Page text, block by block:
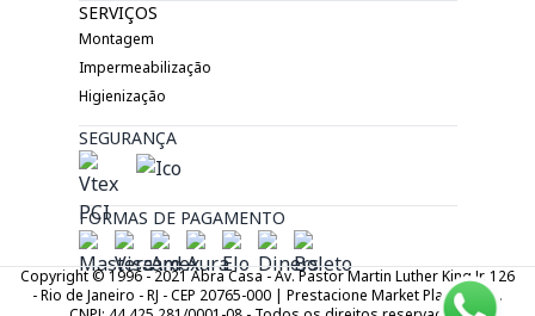
SERVIÇOS
Montagem
Impermeabilização
Higienização
SEGURANÇA
FORMAS DE PAGAMENTO
Copyright © 1996 - 2021 Abra Casa - Av. Pastor Martin Luther King Jr. 126
- Rio de Janeiro - RJ - CEP 20765-000 | Prestacione Market Place LTDA.